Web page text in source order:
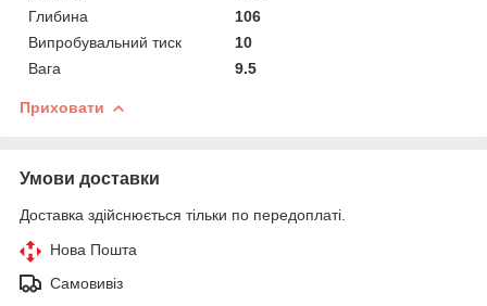
Глибина
106
Випробувальний тиск
10
Вага
9.5
Приховати
Умови доставки
Доставка здійснюється тільки по передоплаті.
Нова Пошта
Самовивіз